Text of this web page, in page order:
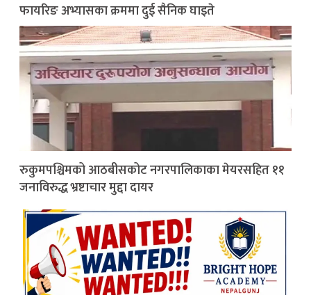
फायरिङ अभ्यासका क्रममा दुई सैनिक घाइते
रुकुमपश्चिमको आठबीसकोट नगरपालिकाका मेयरसहित ११
जनाविरुद्ध भ्रष्टाचार मुद्दा दायर